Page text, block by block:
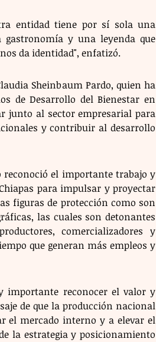
entidad tiene por sí sola una
y una leyenda que
da identidad", enfatizó.
Sheinbaum Pardo, quien ha
de Desarrollo del Bienestar en
junto al sector empresarial para
y contribuir al desarrollo
reconoció el importante trabajo y
para impulsar y proyectar
figuras de protección como son
las cuales son detonantes
comercializadores y
que generan más empleos y
importante reconocer el valor y
de que la producción nacional
el mercado interno y a elevar el
la estrategia y posicionamiento